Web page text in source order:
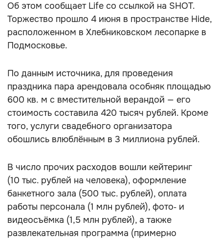
Об этом сообщает Life со ссылкой на SHOT.
Торжество прошло 4 июня в пространстве Hide,
расположенном в Хлебниковском лесопарке в
Подмосковье.
По данным источника, для проведения
праздника пара арендовала особняк площадью
600 кв. м с вместительной верандой — его
стоимость составила 420 тысяч рублей. Кроме
того, услуги свадебного организатора
обошлись влюблённым в 3 миллиона рублей.
В число прочих расходов вошли кейтеринг
(10 тыс. рублей на человека), оформление
банкетного зала (500 тыс. рублей), оплата
работы персонала (1 млн рублей), фото‑ и
видеосъёмка (1,5 млн рублей), а также
развлекательная программа (примерно